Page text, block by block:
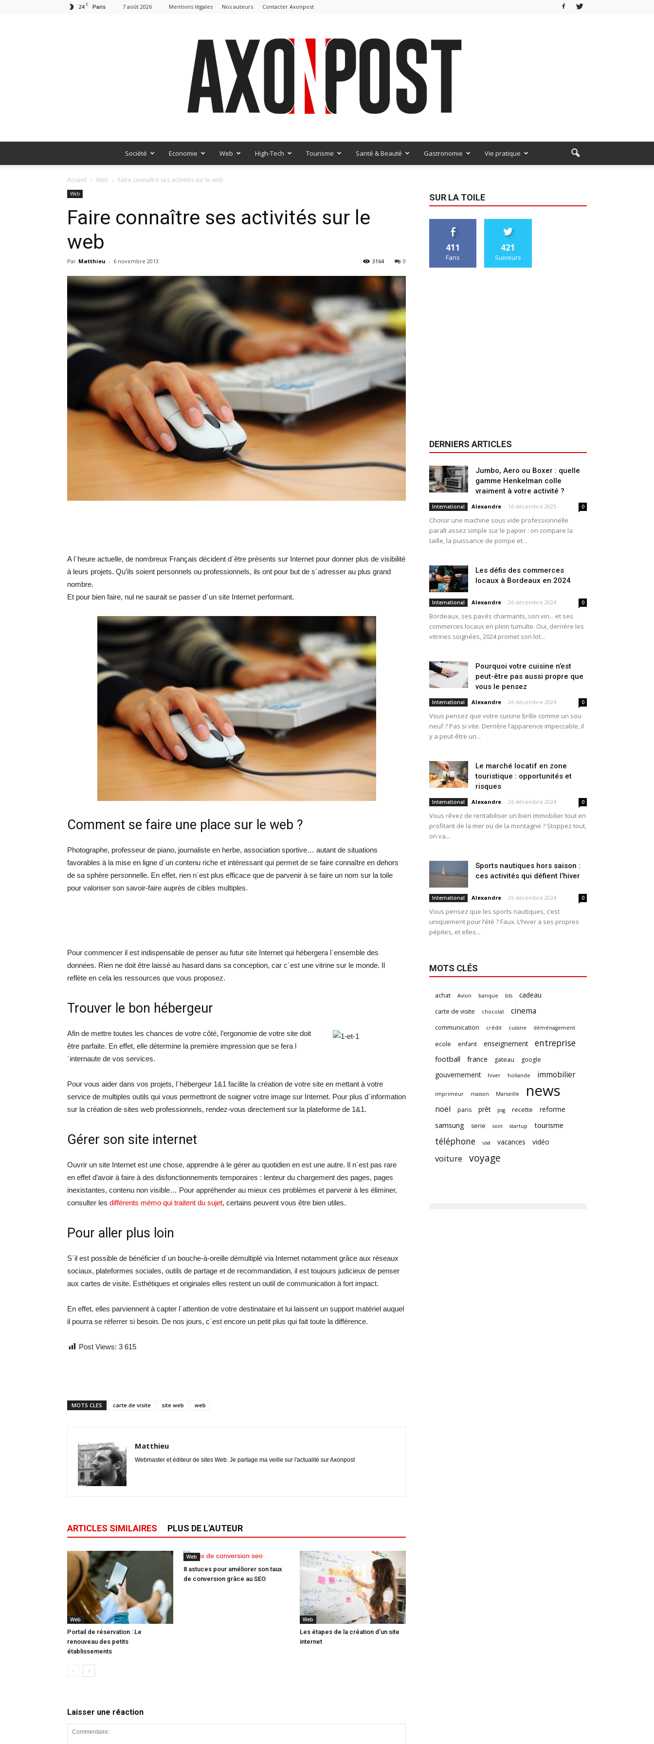
24 C Paris 7 août 2026 Mentions légales Nos auteurs Contacter Axonpost
Société Economie Web High-Tech Tourisme Santé & Beauté Gastronomie Vie pratique
Accueil Web Faire connaître ses activités sur le web
Web
Faire connaître ses activités sur le
web
Par Matthieu - 6 novembre 2013 0
3164
A l´heure actuelle, de nombreux Français décident d´être présents sur Internet pour donner plus de visibilité
à leurs projets. Qu’ils soient personnels ou professionnels, ils ont pour but de s´adresser au plus grand
nombre.
Et pour bien faire, nul ne saurait se passer d´un site Internet performant.
Comment se faire une place sur le web ?
Photographe, professeur de piano, journaliste en herbe, association sportive… autant de situations
favorables à la mise en ligne d´un contenu riche et intéressant qui permet de se faire connaître en dehors
de sa sphère personnelle. En effet, rien n´est plus efficace que de parvenir à se faire un nom sur la toile
pour valoriser son savoir-faire auprès de cibles multiples.
Pour commencer il est indispensable de penser au futur site Internet qui hébergera l´ensemble des
données. Rien ne doit être laissé au hasard dans sa conception, car c´est une vitrine sur le monde. Il
reflète en cela les ressources que vous proposez.
Trouver le bon hébergeur
Afin de mettre toutes les chances de votre côté, l’ergonomie de votre site doit
être parfaite. En effet, elle détermine la première impression que se fera l
´internaute de vos services.
Pour vous aider dans vos projets, l´hébergeur 1&1 facilite la création de votre site en mettant à votre
service de multiples outils qui vous permettront de soigner votre image sur Internet. Pour plus d´information
sur la création de sites web professionnels, rendez-vous directement sur la plateforme de 1&1.
Gérer son site internet
Ouvrir un site Internet est une chose, apprendre à le gérer au quotidien en est une autre. Il n´est pas rare
en effet d’avoir à faire à des disfonctionnements temporaires : lenteur du chargement des pages, pages
inexistantes, contenu non visible… Pour appréhender au mieux ces problèmes et parvenir à les éliminer,
consulter les différents mémo qui traitent du sujet, certains peuvent vous être bien utiles.
Pour aller plus loin
S´il est possible de bénéficier d´un bouche-à-oreille démultiplé via Internet notamment grâce aux réseaux
sociaux, plateformes sociales, outils de partage et de recommandation, il est toujours judicieux de penser
aux cartes de visite. Esthétiques et originales elles restent un outil de communication à fort impact.
En effet, elles parviennent à capter l´attention de votre destinataire et lui laissent un support matériel auquel
il pourra se réferrer si besoin. De nos jours, c´est encore un petit plus qui fait toute la différence.
Post Views: 3 615
MOTS CLES carte de visite site web web
Matthieu
Webmaster et éditeur de sites Web. Je partage ma veille sur l'actualité sur Axonpost
ARTICLES SIMILAIRES PLUS DE L'AUTEUR
Web
Portail de réservation : Le
renouveau des petits
établissements
Web
8 astuces pour améliorer son taux
de conversion grâce au SEO
Web
Les étapes de la création d’un site
internet
Laisser une réaction
SUR LA TOILE
411
Fans
421
Suiveurs
DERNIERS ARTICLES
Jumbo, Aero ou Boxer : quelle
gamme Henkelman colle
vraiment à votre activité ?
International Alexandre - 16 décembre 2025 0
Choisir une machine sous vide professionnelle
paraît assez simple sur le papier : on compare la
taille, la puissance de pompe et...
Les défis des commerces
locaux à Bordeaux en 2024
International Alexandre - 26 décembre 2024 0
Bordeaux, ses pavés charmants, son vin... et ses
commerces locaux en plein tumulte. Oui, derrière les
vitrines soignées, 2024 promet son lot...
Pourquoi votre cuisine n’est
peut-être pas aussi propre que
vous le pensez
International Alexandre - 26 décembre 2024 0
Vous pensez que votre cuisine brille comme un sou
neuf ? Pas si vite. Derrière l’apparence impeccable, il
y a peut-être un...
Le marché locatif en zone
touristique : opportunités et
risques
International Alexandre - 26 décembre 2024 0
Vous rêvez de rentabiliser un bien immobilier tout en
profitant de la mer ou de la montagne ? Stoppez tout,
on va...
Sports nautiques hors saison :
ces activités qui défient l’hiver
International Alexandre - 26 décembre 2024 0
Vous pensez que les sports nautiques, c’est
uniquement pour l’été ? Faux. L’hiver a ses propres
pépites, et elles...
MOTS CLÉS
achat Avion banque bts cadeau
carte de visite chocolat cinema
communication crédit cuisine déménagement
ecole enfant enseignement entreprise
football france gateau google
gouvernement hiver hollande immobilier
imprimeur maison Marseille news
noel paris prêt psg recette reforme
samsung serie soin startup tourisme
téléphone usa vacances vidéo
voiture voyage